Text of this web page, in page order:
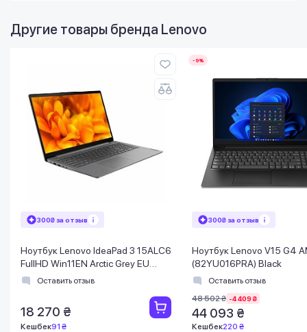
Другие товары бренда Lenovo
300₴ за отзыв
Ноутбук Lenovo IdeaPad 3 15ALC6
FullHD Win11EN Arctic Grey EU
(82KU00CHMH)
Оставить отзыв
18 270 ₴
Кешбек91 ₴
-9%
300₴ за отзыв
Ноутбук Lenovo V15 G4
(82YU016PRA) Black
Оставить отзыв
48 502 ₴ -4 409 ₴
44 093 ₴
Кешбек220 ₴